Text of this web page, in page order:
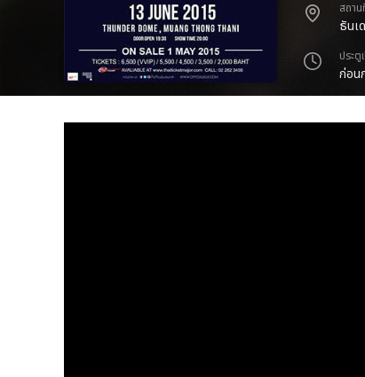
สถา
ธันเ
ประตู
ก่อน